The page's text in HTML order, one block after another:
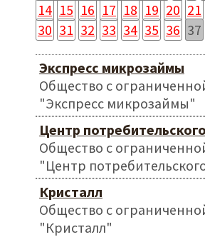
14 15 16 17 18 19 20 21
30 31 32 33 34 35 36 37
Экспресс микрозаймы
Общество с
"Экспресс микрозаймы"
Центр
Общество с
"Центр
Кристалл
Общество с
"Кристалл"